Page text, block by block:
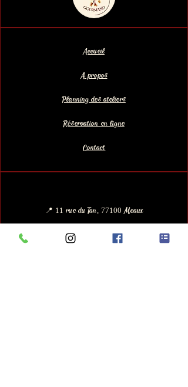
Accueil
A propos
Planning des ateliers
Réservation en ligne
Contact
📍 11 rue du Tan, 77100 Meaux
📞01 72 49 44 60